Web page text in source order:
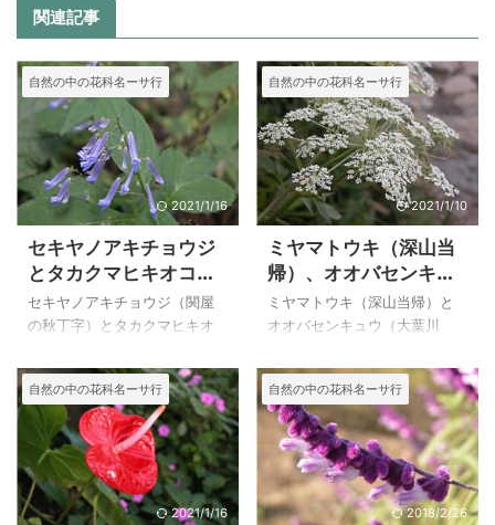
関連記事
自然の中の花科名ーサ行
2021/1/16
セキヤノアキチョウジ
とタカクマヒキオコシ
の比較
セキヤノアキチョウジ（関屋
の秋丁字）とタカクマヒキオ
ソ科・ヤマハッカ属の山地の
木陰に生える多年草ですが、
セキヤノアキチョウジは関東
地方と中部地方に分布し、セ
キヤノアキチョウジは関東地
方以西の太平洋側と四国、九
州に分布します。 セキヤノア
自然の中の花科名ーサ行
2021/1/10
ミヤマトウキ（深山当
帰）、オオバセンキュ
ウ（大葉川弓）の比較
ミヤマトウキ（深山当帰）と
オオバセンキュウ（大葉川
ですが、ミヤマトウキは低山
帯～亜高山の湿った岩上に生
え、葉は広三角形、２回３出
複葉、表面につやがありま
す。 オオバセンキュウ（大葉
川弓）は、山地のやや湿った
ところに生え、葉は１～２回
自然の中の花科名ーサ行
2021/1/16
自然の中の花科名ーサ行
2018/2/26